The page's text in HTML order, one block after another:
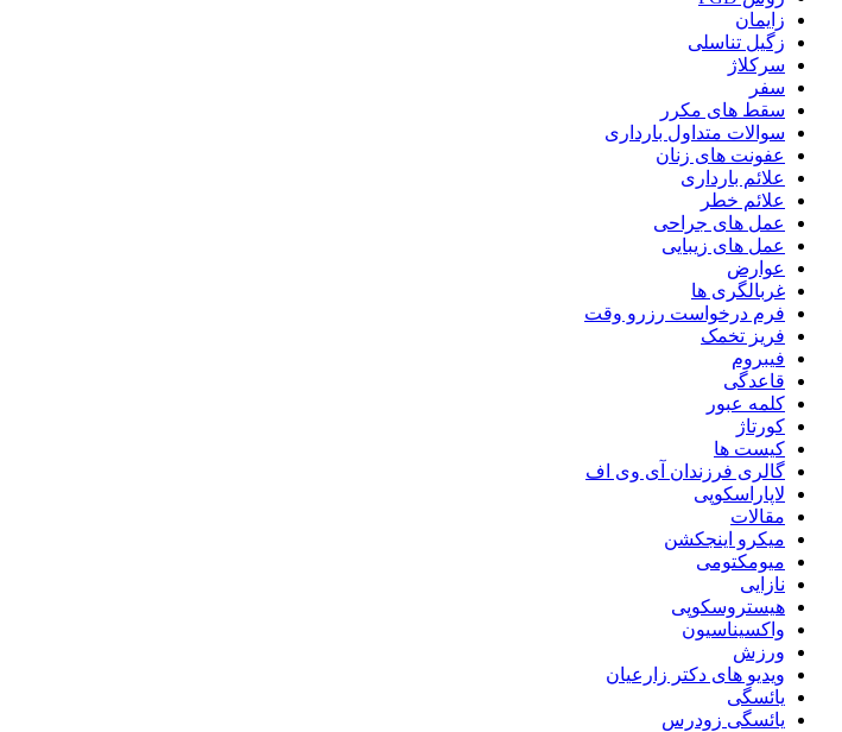
زایمان
زگیل تناسلی
سرکلاژ
سفر
سقط های مکرر
سوالات متداول بارداری
عفونت های زنان
علائم بارداری
علائم خطر
عمل های جراحی
عمل های زیبایی
عوارض
غربالگری ها
فرم درخواست رزرو وقت
فریز تخمک
فیبروم
قاعدگی
کلمه عبور
کورتاژ
کیست ها
گالری فرزندان آی وی اف
لاپاراسکوپی
مقالات
میکرو اینجکشن
میومکتومی
نازایی
هیستروسکوپی
واکسیناسیون
ورزش
ویدیو های دکتر زارعیان
یائسگی
یائسگی زودرس